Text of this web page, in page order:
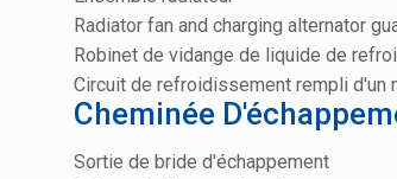
Radiator fan and charging alternator
Robinet de vidange de liquide de
Circuit de refroidissement rempli
Cheminée
Sortie de bride d'échappement